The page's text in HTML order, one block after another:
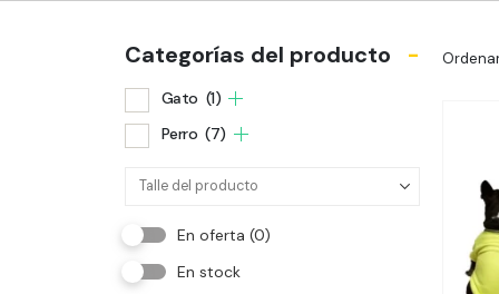
Categorías del producto -
Gato (1)
Perro (7)
En oferta (0)
En stock